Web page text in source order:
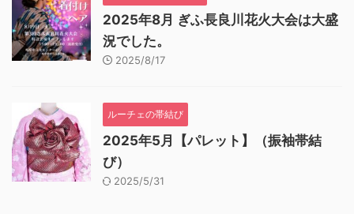
2025年8月 ぎふ長良川花火大会は大盛
況でした。
2025/8/17
ルーチェの帯結び
2025年5月【パレット】（振袖帯結
び）
2025/5/31